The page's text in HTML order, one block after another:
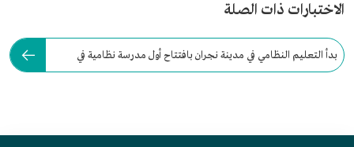
الاختبارات ذات الصلة
بدأ التعليم النظامي في مدينة نجران بافتتاح أول مدرسة نظامية في